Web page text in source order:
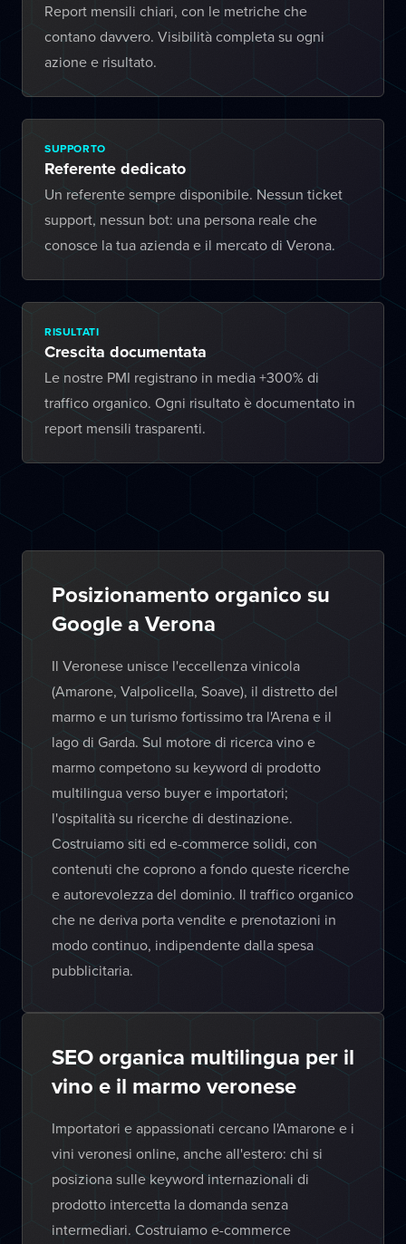
Report mensili chiari, con le metriche che
contano davvero. Visibilità completa su ogni
azione e risultato.
SUPPORTO
Referente dedicato
Un referente sempre disponibile. Nessun ticket
support, nessun bot: una persona reale che
conosce la tua azienda e il mercato di Verona.
RISULTATI
Crescita documentata
Le nostre PMI registrano in media +300% di
traffico organico. Ogni risultato è documentato in
report mensili trasparenti.
Posizionamento organico su
Google a Verona
Il Veronese unisce l'eccellenza vinicola
(Amarone, Valpolicella, Soave), il distretto del
marmo e un turismo fortissimo tra l'Arena e il
lago di Garda. Sul motore di ricerca vino e
marmo competono su keyword di prodotto
multilingua verso buyer e importatori;
l'ospitalità su ricerche di destinazione.
Costruiamo siti ed e-commerce solidi, con
contenuti che coprono a fondo queste ricerche
e autorevolezza del dominio. Il traffico organico
che ne deriva porta vendite e prenotazioni in
modo continuo, indipendente dalla spesa
pubblicitaria.
SEO organica multilingua per il
vino e il marmo veronese
Importatori e appassionati cercano l'Amarone e i
vini veronesi online, anche all'estero: chi si
posiziona sulle keyword internazionali di
prodotto intercetta la domanda senza
intermediari. Costruiamo e-commerce